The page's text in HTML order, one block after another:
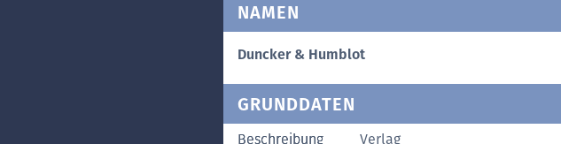
NAMEN
Duncker & Humblot
GRUNDDATEN
Beschreibung
Verlag